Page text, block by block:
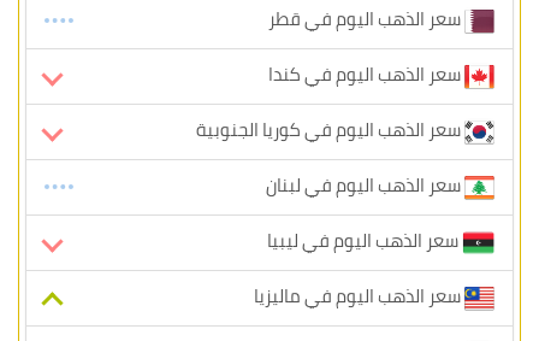
سعر الذهب اليوم في قطر
سعر الذهب اليوم في كندا
سعر الذهب اليوم في كوريا الجنوبية
سعر الذهب اليوم في لبنان
سعر الذهب اليوم في ليبيا
سعر الذهب اليوم في ماليزيا